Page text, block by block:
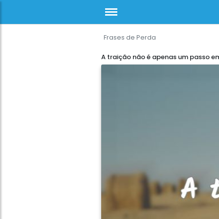
Frases de Perda
A traição não é apenas um passo